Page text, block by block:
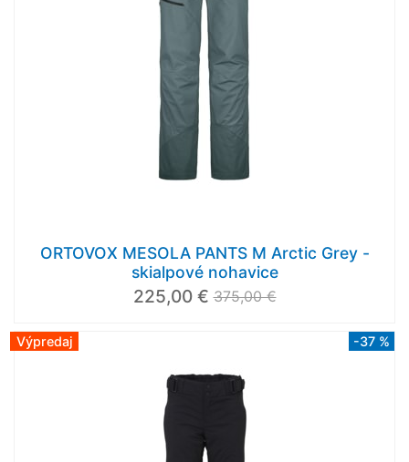
ORTOVOX MESOLA PANTS M Arctic Grey -
skialpové nohavice
225,00 € 375,00 €
Výpredaj -37 %